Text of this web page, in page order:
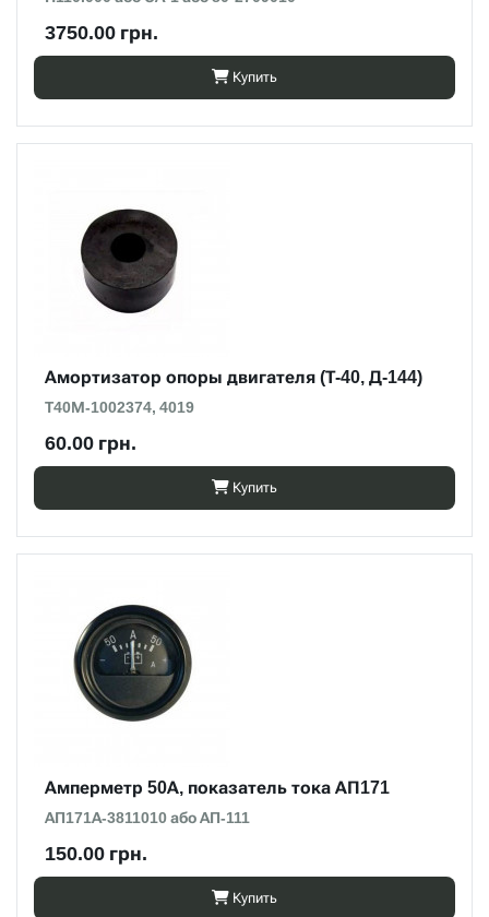
3750.00 грн.
Купить
Амортизатор опоры двигателя (Т-40, Д-144)
Т40М-1002374, 4019
60.00 грн.
Купить
Амперметр 50А, показатель тока АП171
АП171А-3811010 або АП-111
150.00 грн.
Купить